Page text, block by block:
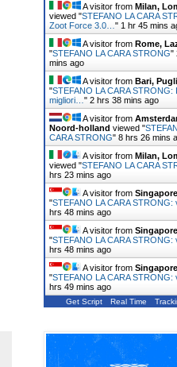
A visitor from Milan,
viewed "STEFANO LA CARA
Zoot Force 3.0… " 1 hr 45 mins
A visitor from Rome,
"STEFANO LA CARA STRONG"
mins ago
A visitor from Bari,
"STEFANO LA CARA STRONG: I
migliori… " 2 hrs 38 mins ago
A visitor from
Noord-holland viewed "
CARA STRONG" 8 hrs 26 mins
A visitor from Milan,
viewed "STEFANO LA CARA
hrs 23 mins ago
A visitor from Singapore
"STEFANO LA CARA STRONG:
hrs 48 mins ago
A visitor from Singapore
"STEFANO LA CARA STRONG:
hrs 48 mins ago
A visitor from Singapore
"STEFANO LA CARA STRONG:
hrs 49 mins ago
Get Script Real Time